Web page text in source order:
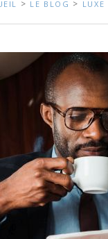
> LE BLOG > LUXE